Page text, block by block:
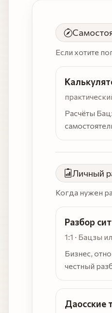
дойти
Если хотите
Расчёты
Личный
Когда нужен
Разбор
1:1 · Бацзы
Бизнес,
честный
Даосские